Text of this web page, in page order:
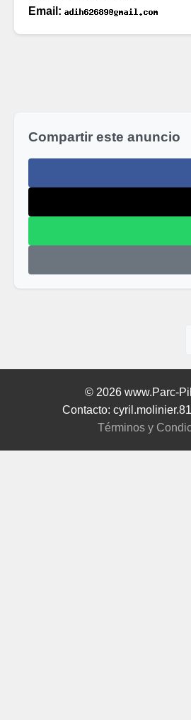
Email:
Compartir este anuncio
© 2026 www.Parc-
Contacto:
Términos y